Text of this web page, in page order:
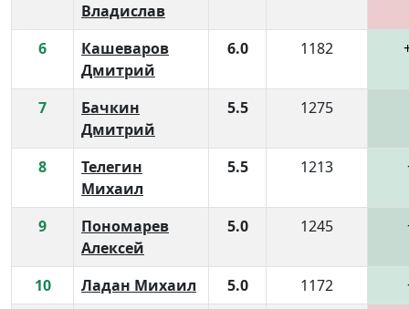
Владислав
6
Кашеваров
Дмитрий
6.0 1182
7
Бачкин
Дмитрий
5.5 1275
8
Телегин
Михаил
5.5 1213
9
Пономарев
Алексей
5.0 1245
10 Ладан Михаил 5.0 1172